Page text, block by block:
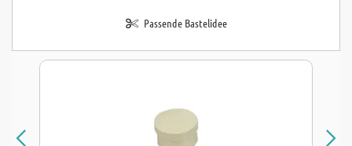
Passende Bastelidee